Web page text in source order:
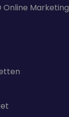
Online Marketing